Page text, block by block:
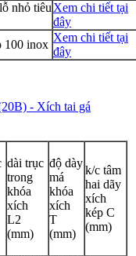
nhỏ tiêu Xem chi tiết tại
đây
100 inox
Xem chi tiết tại
đây
dài trục
trong
khóa
xích
L2
(mm)
độ dày
má
khóa
xích
T
(mm)
k/c tâm
hai dãy
xích
kép C
(mm)